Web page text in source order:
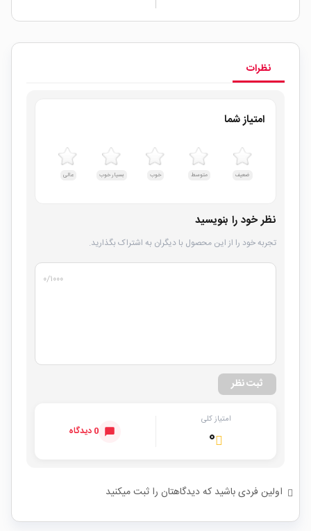
نظرات
امتیاز شما
ضعیف متوسط خوب بسیار خوب عالی
نظر خود را بنویسید
تجربه خود را از این محصول با دیگران به اشتراک بگذارید.
۰/۱۰۰۰
ثبت نظر
امتیاز کلی
۰ 0 دیدگاه
اولین فردی باشید که دیدگاهتان را ثبت میکنید